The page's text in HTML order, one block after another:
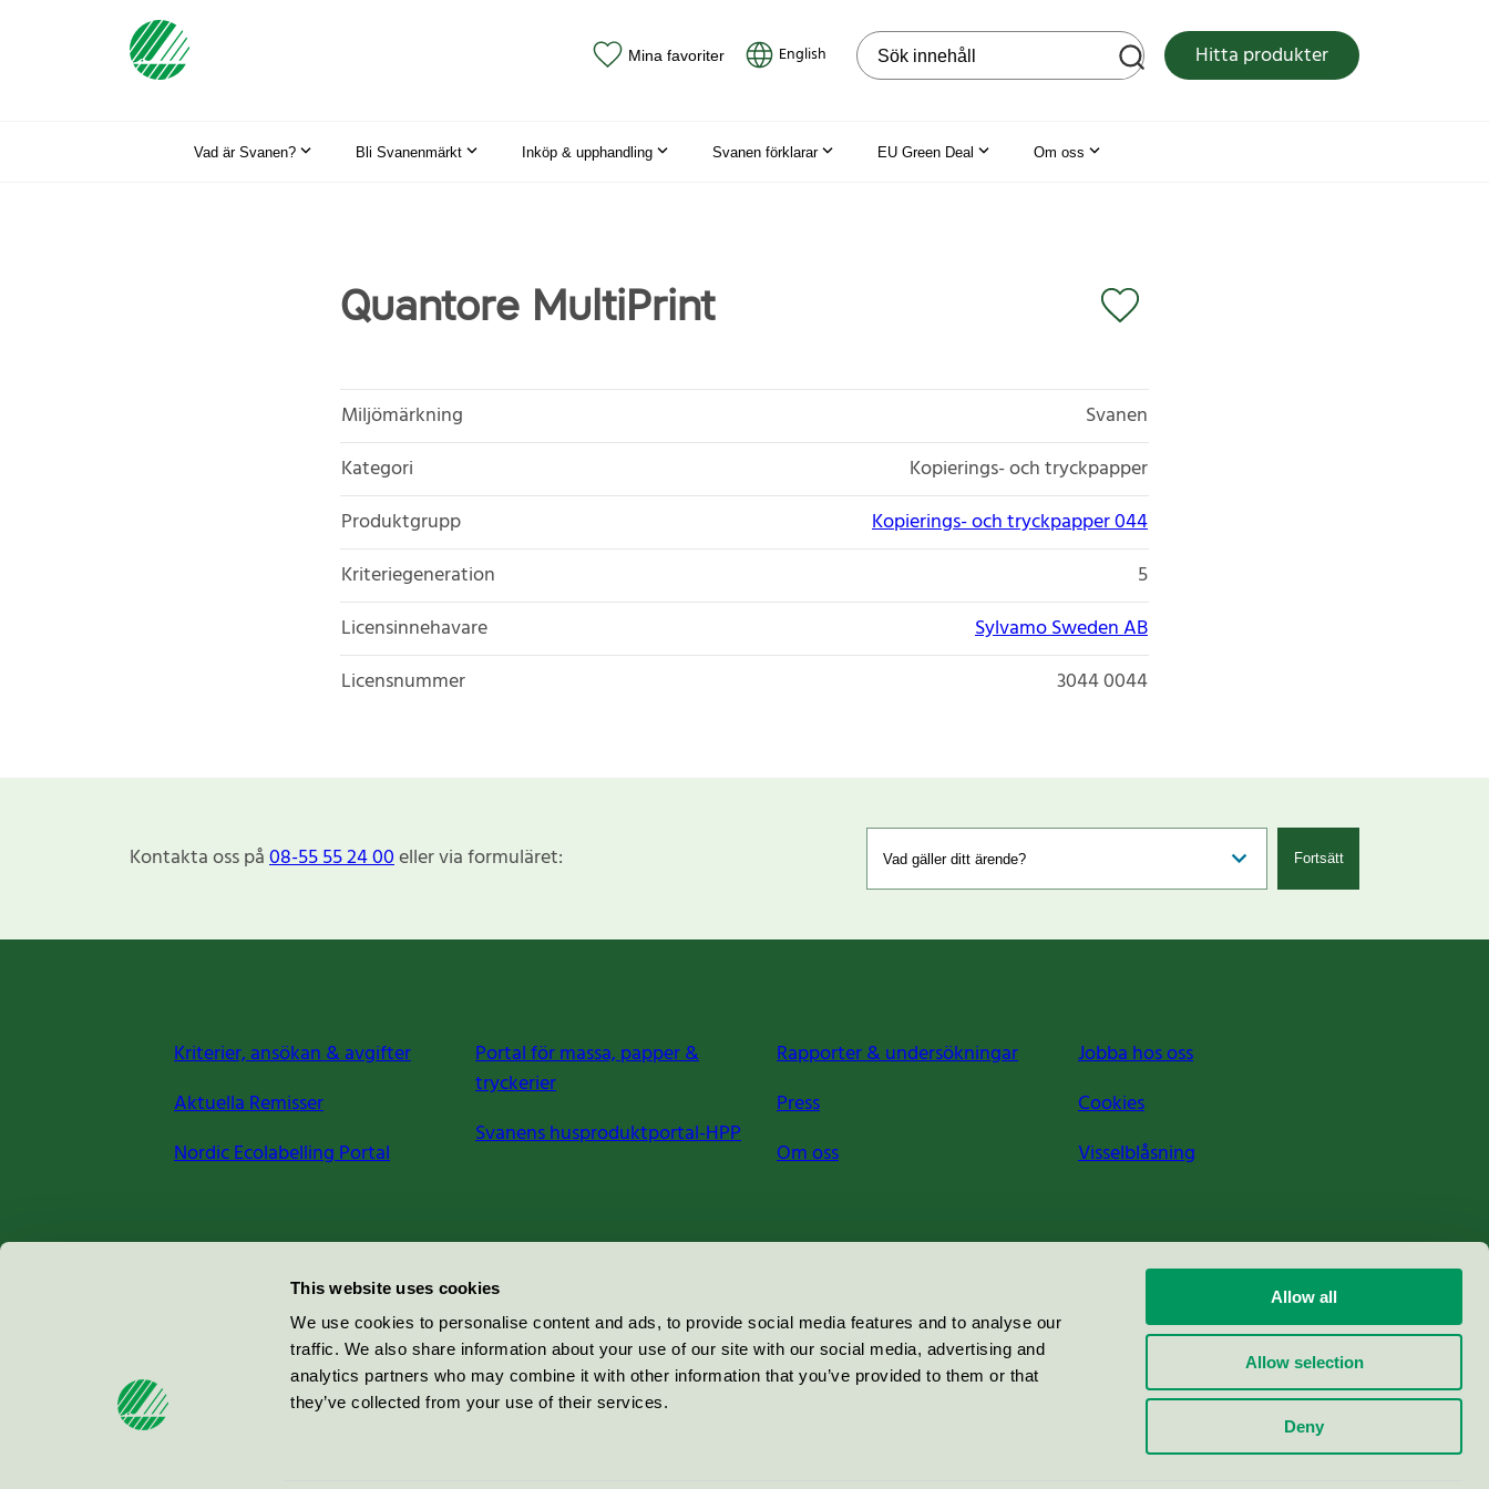
This website uses cookies
We use cookies to personalise content and ads, to provide social media features and to analyse our
traffic. We also share information about your use of our site with our social media, advertising and
analytics partners who may combine it with other information that you’ve provided to them or that
they’ve collected from your use of their services.
Allow all
Allow selection
Deny
Mina favoriter English Sök på webbplatsen Hitta produkter
Vad är Svanen? Bli Svanenmärkt Inköp & upphandling Svanen förklarar EU Green Deal Om oss
Quantore MultiPrint
Miljömärkning
Svanen
Kategori
Kopierings- och tryckpapper
Produktgrupp
Kopierings- och tryckpapper 044
Kriteriegeneration
5
Licensinnehavare
Sylvamo Sweden AB
Licensnummer
3044 0044
Kontakta oss på08-55 55 24 00eller via formuläret: Fortsätt
Kriterier, ansökan & avgifter
Aktuella Remisser
Nordic Ecolabelling Portal
Portal för massa, papper &
tryckerier
Svanens husproduktportal-HPP
Rapporter & undersökningar
Press
Om oss
Jobba hos oss
Cookies
Visselblåsning
Miljömärkning Sverige AB
100 64